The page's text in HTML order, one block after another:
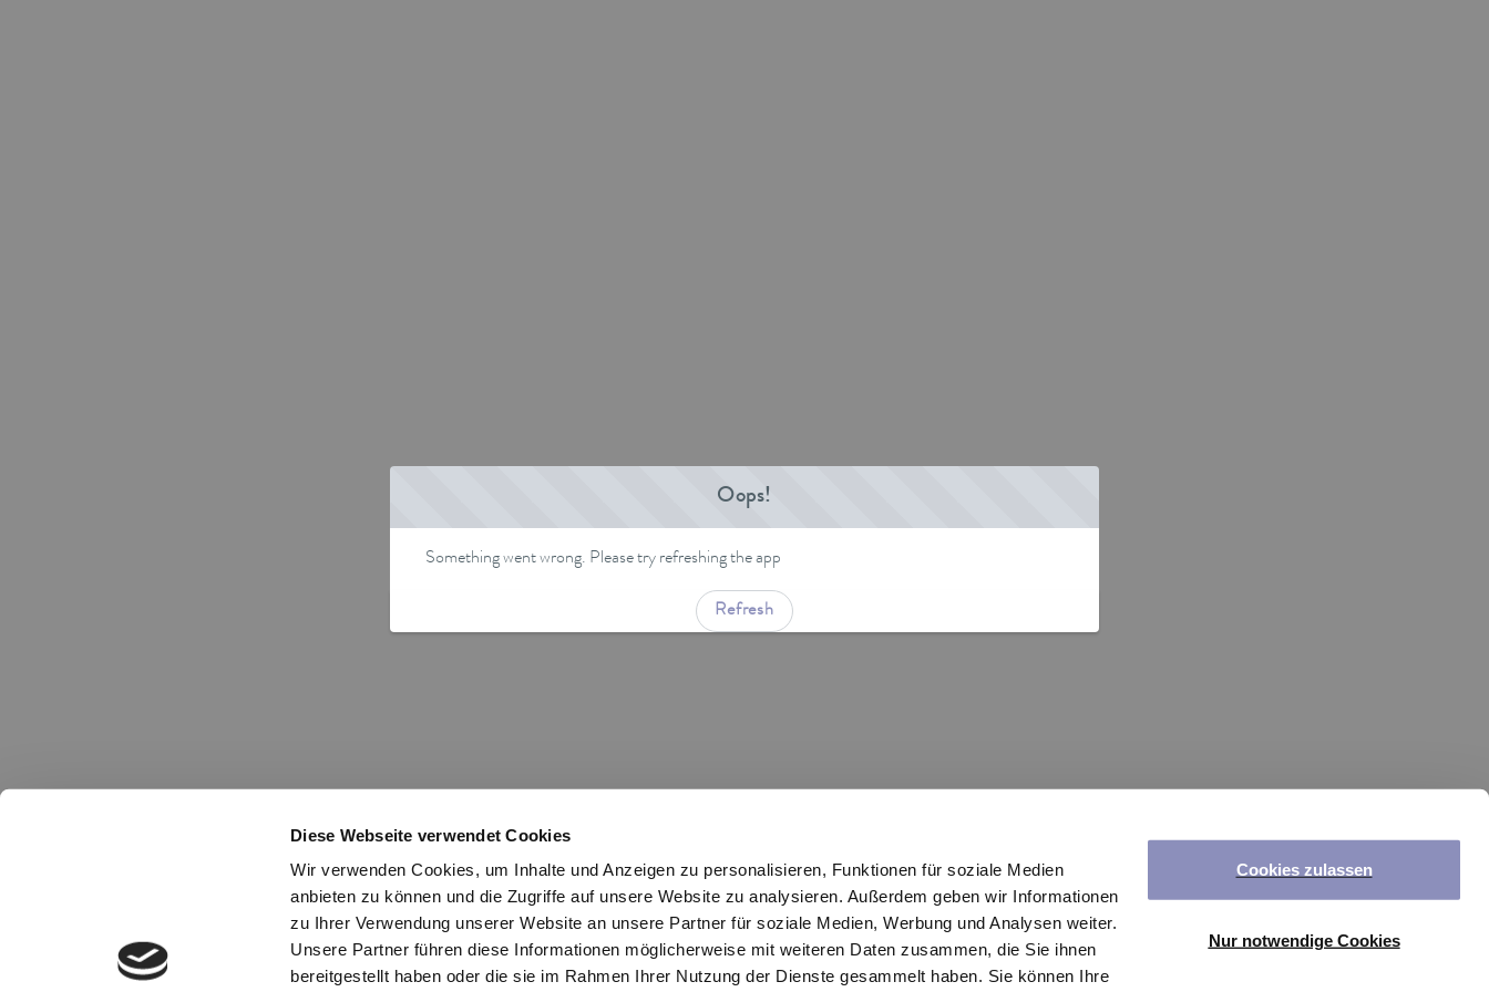
Diese Webseite verwendet Cookies
Wir verwenden Cookies, um Inhalte und Anzeigen zu personalisieren, Funktionen für soziale Medien
anbieten zu können und die Zugriffe auf unsere Website zu analysieren. Außerdem geben wir Informationen
zu Ihrer Verwendung unserer Website an unsere Partner für soziale Medien, Werbung und Analysen weiter.
Unsere Partner führen diese Informationen möglicherweise mit weiteren Daten zusammen, die Sie ihnen
bereitgestellt haben oder die sie im Rahmen Ihrer Nutzung der Dienste gesammelt haben. Sie können Ihre
Cookies zulassen
Nur notwendige Cookies
Oops!
Something went wrong. Please try refreshing the app
Refresh